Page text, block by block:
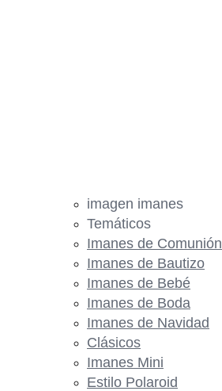
imagen imanes
Temáticos
Imanes de Comunión
Imanes de Bautizo
Imanes de Bebé
Imanes de Boda
Imanes de Navidad
Clásicos
Imanes Mini
Estilo Polaroid